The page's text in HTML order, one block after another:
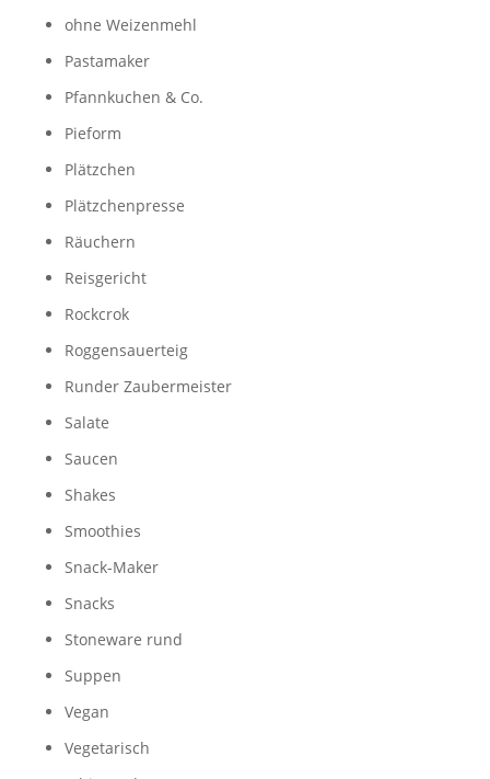
ohne Weizenmehl
Pastamaker
Pfannkuchen & Co.
Pieform
Plätzchen
Plätzchenpresse
Räuchern
Reisgericht
Rockcrok
Roggensauerteig
Runder Zaubermeister
Salate
Saucen
Shakes
Smoothies
Snack-Maker
Snacks
Stoneware rund
Suppen
Vegan
Vegetarisch